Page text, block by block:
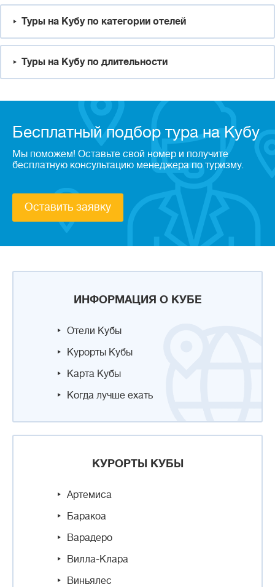
ИНФОРМАЦИЯ О КУБЕ
Отели Кубы
Курорты Кубы
Карта Кубы
Когда лучше ехать
КУРОРТЫ КУБЫ
Артемиса
Баракоа
Варадеро
Вилла-Клара
Виньялес
Туры на Кубу по категории отелей
Туры на Кубу по длительности
Бесплатный подбор тура на Кубу
Мы поможем! Оставьте свой номер и получите
бесплатную консультацию менеджера по туризму.
Оставить заявку